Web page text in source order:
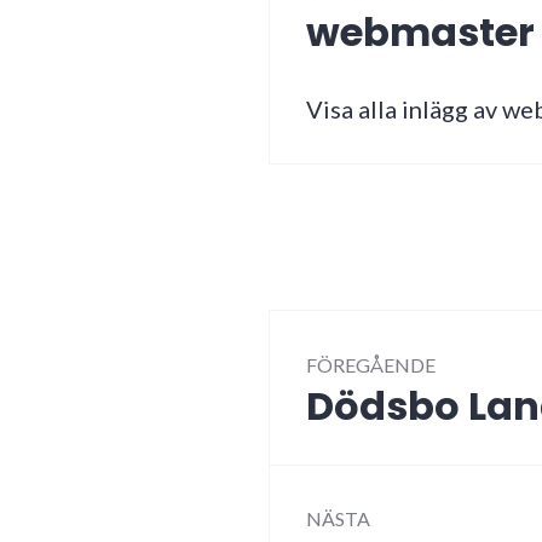
webmaster
Visa alla inlägg av
FÖREGÅENDE
Föregående
Dödsbo
NÄSTA